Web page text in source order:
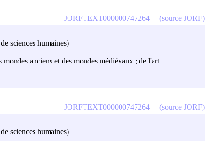
sciences humaines)
anciens et des mondes médiévaux ; de l'art
JORFTEXT000000747264 (source JORF)
sciences humaines)
JORFTEXT000000747264 (source JORF)